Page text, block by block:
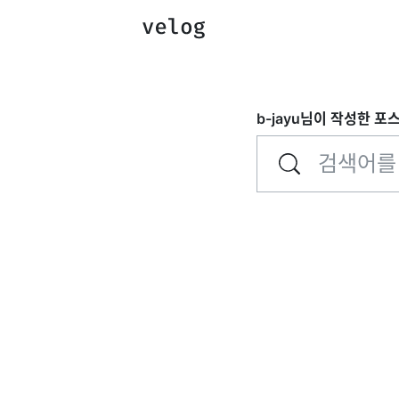
b-jayu님이 작성한 포